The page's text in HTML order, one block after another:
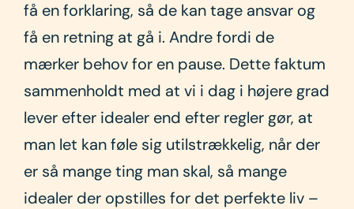
få en forklaring, så de kan tage ansvar og
få en retning at gå i. Andre fordi de
mærker behov for en pause. Dette faktum
sammenholdt med at vi i dag i højere grad
lever efter idealer end efter regler gør, at
man let kan føle sig utilstrækkelig, når der
er så mange ting man skal, så mange
idealer der opstilles for det perfekte liv –